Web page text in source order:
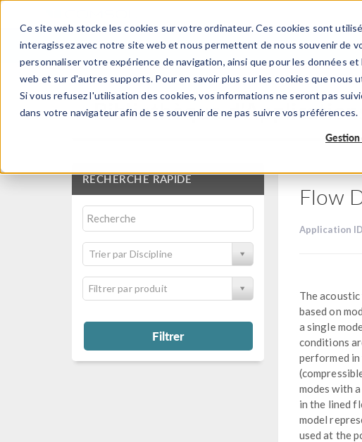
Ce site web stocke les cookies sur votre ordinateur. Ces cookies sont
interagissez avec notre site web et nous permettent de nous souvenir de
personnaliser votre expérience de navigation, ainsi que pour les données
web et sur d'autres supports. Pour en savoir plus sur les cookies que
Si vous refusez l'utilisation des cookies, vos informations ne seront pas
dans votre navigateur afin de se souvenir de ne pas suivre vos préférences.
PRODUITS
Bibliothèque
RECHERCHE RAPIDE
Trier par Discipline
Filtrer par produit
Filtrer
Flow
Application
The
based on
a single
conditions
performed
modes with
in the lined
model
used at the